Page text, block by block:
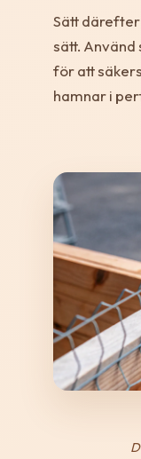
Sätt
sätt.
för att
hamnar i